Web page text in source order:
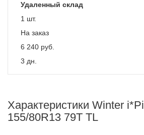
Удаленный склад
1 шт.
На заказ
6 240 руб.
3 дн.
Характеристики Winter
155/80R13 79T TL